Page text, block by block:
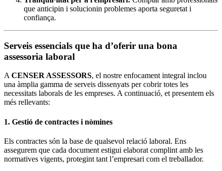
que anticipin i solucionin problemes aporta seguretat i
confiança.
Serveis essencials que ha d’oferir una bona
assessoria laboral
ACENSER ASSESSORS, el nostre enfocament integral inclou
una àmplia gamma de serveis dissenyats per cobrir totes les
necessitats laborals de les empreses. A continuació, et presentem els
més rellevants:
1. Gestió de contractes i nòmines
Els contractes són la base de qualsevol relació laboral. Ens
assegurem que cada document estigui elaborat complint amb les
normatives vigents, protegint tant l’empresari com el treballador.